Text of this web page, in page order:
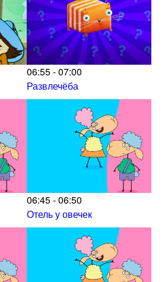
06:55 - 07:00
Развлечёба
06:45 - 06:50
Отель у овечек